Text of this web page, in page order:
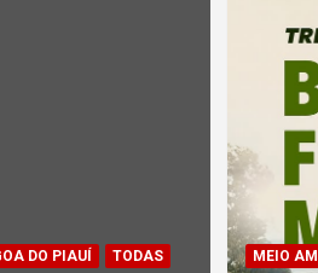
DO PIAUÍ TODAS MEIO